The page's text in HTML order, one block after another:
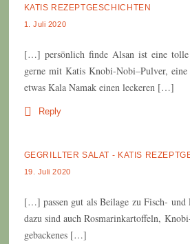
KATIS REZEPTGESCHICHTEN
1. Juli 2020
[…] persönlich finde Alsan ist eine
gerne mit Katis Knobi-Nobi–Pulver,
etwas Kala Namak einen leckeren […]
Reply
GEGRILLTER SALAT - KATIS
19. Juli 2020
[…] passen gut als Beilage zu Fisch- und
dazu sind auch Rosmarinkartoffeln,
gebackenes […]